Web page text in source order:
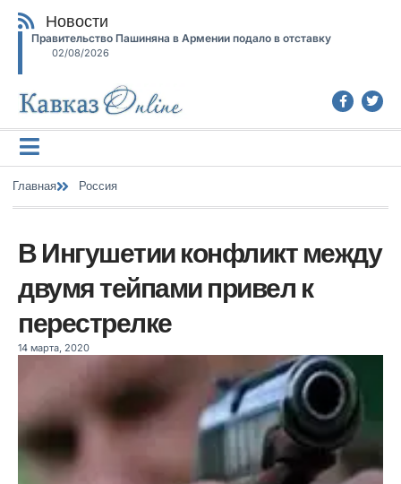
Новости
Правительство Пашиняна в Армении подало в отставку
02/08/2026
Главная Россия
В Ингушетии конфликт между
двумя тейпами привел к
перестрелке
14 марта, 2020